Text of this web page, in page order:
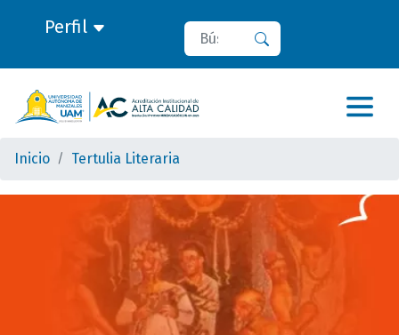
Perfil Buscar
Inicio Tertulia Literaria